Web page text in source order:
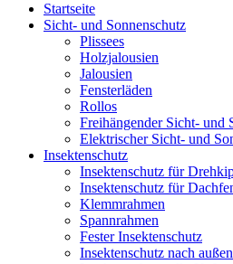
Startseite
Sicht- und Sonnenschutz
Plissees
Holzjalousien
Jalousien
Fensterläden
Rollos
Freihängender Sicht- und
Elektrischer Sicht- und
Insektenschutz
Insektenschutz für
Insektenschutz für
Klemmrahmen
Spannrahmen
Fester Insektenschutz
Insektenschutz nach